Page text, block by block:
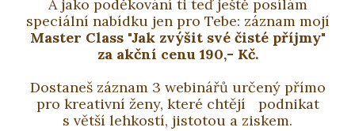
A jako poděkování ti teď ještě posílám
speciální nabídku jen pro Tebe: záznam mojí
Master Class "Jak zvýšit své čisté příjmy"
za akční cenu 190,- Kč.
Dostaneš záznam 3 webinářů určený přímo
pro kreativní ženy, které chtějí podnikat
s větší lehkostí, jistotou a ziskem.